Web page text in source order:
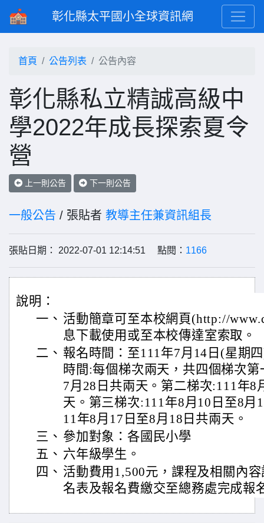
彰化縣太平國小全球資訊網
首頁 公告列表 公告內容
彰化縣私立精誠高級中
學2022年成長探索夏令
營
上一則公告 下一則公告
一般公告 / 張貼者 教導主任兼資訊組長
張貼日期： 2022-07-01 12:14:51 點閱： 1166
說明：
一、 活動簡章可至本校網頁(http://
息下載使用或至本校傳達室索取。
二、 報名時間：至111年7月14日(星期
時間:每個梯次兩天，共四個梯次
7月28日共兩天。第二梯次:111年8
天。第三梯次:111年8月10日至8月
11年8月17日至8月18日共兩天。
三、 參加對象：各國民小學
五、 六年級學生。
四、 活動費用1,500元，課程及相關內
名表及報名費繳交至總務處完成報